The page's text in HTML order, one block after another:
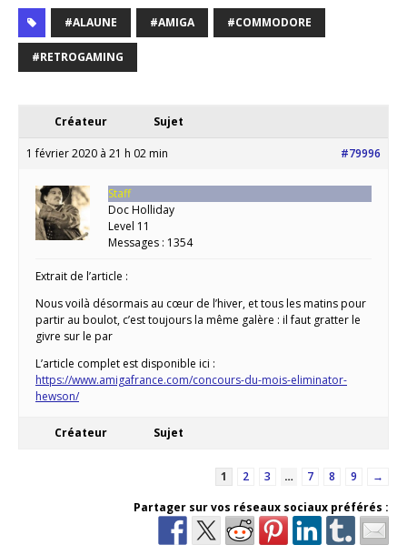
#ALAUNE #AMIGA #COMMODORE
#RETROGAMING
Créateur Sujet
1 février 2020 à 21 h 02 min #79996
Staff
Doc Holliday
Level 11
Messages : 1354
Extrait de l’article :
Nous voilà désormais au cœur de l’hiver, et tous les matins pour
partir au boulot, c’est toujours la même galère : il faut gratter le
givre sur le par
L’article complet est disponible ici :
https://www.amigafrance.com/concours-du-mois-eliminator-
hewson/
Créateur Sujet
1 2 3 … 7 8 9
→
Partager sur vos réseaux sociaux préférés :